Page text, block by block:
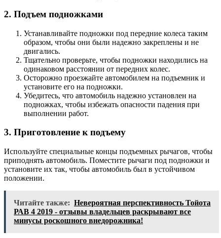
2. Подъем подножками
Устанавливайте подножки под передние колеса таким
образом, чтобы они были надежно закреплены и не
двигались.
Тщательно проверьте, чтобы подножки находились на
одинаковом расстоянии от передних колес.
Осторожно проезжайте автомобилем на подъемник и
установите его на подножки.
Убедитесь, что автомобиль надежно установлен на
подножках, чтобы избежать опасности падения при
выполнении работ.
3. Приготовление к подъему
Используйте специальные концы подъемных рычагов, чтобы
приподнять автомобиль. Поместите рычаги под подножки и
установите их так, чтобы автомобиль был в устойчивом
положении.
Читайте также: Невероятная перспективность Тойота
РАВ 4 2019 - отзывы владельцев раскрывают все
минусы роскошного внедорожника!